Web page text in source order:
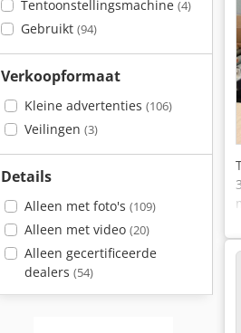
Tentoonstellingsmachine (4)
Gebruikt (94)
Verkoopformaat
Kleine advertenties (106)
Veilingen (3)
Details
Alleen met foto's (109)
Alleen met video (20)
Alleen gecertificeerde
dealers (54)